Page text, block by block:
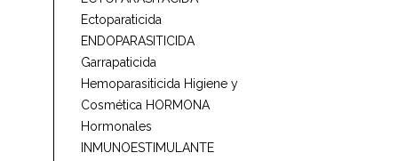
Ectoparaticida
ENDOPARASITICIDA
Garrapaticida
Hemoparasiticida Higiene y
Cosmética HORMONA
Hormonales
INMUNOESTIMULANTE